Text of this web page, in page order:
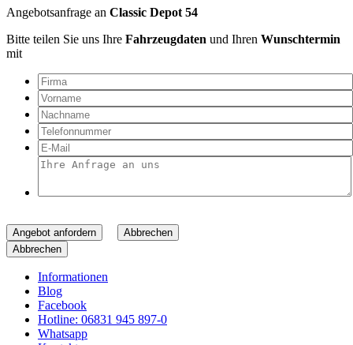
Angebotsanfrage an Classic Depot 54
Bitte teilen Sie uns Ihre Fahrzeugdaten und Ihren Wunschtermin
mit
Angebot anfordern
Abbrechen
Abbrechen
Informationen
Blog
Facebook
Hotline: 06831 945 897-0
Whatsapp